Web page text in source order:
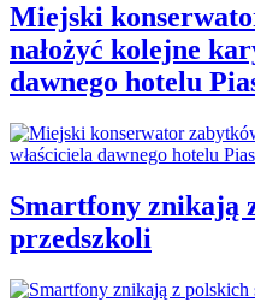
Miejski
nałożyć kolejne
dawnego hotelu
Smartfony znikają
przedszkoli